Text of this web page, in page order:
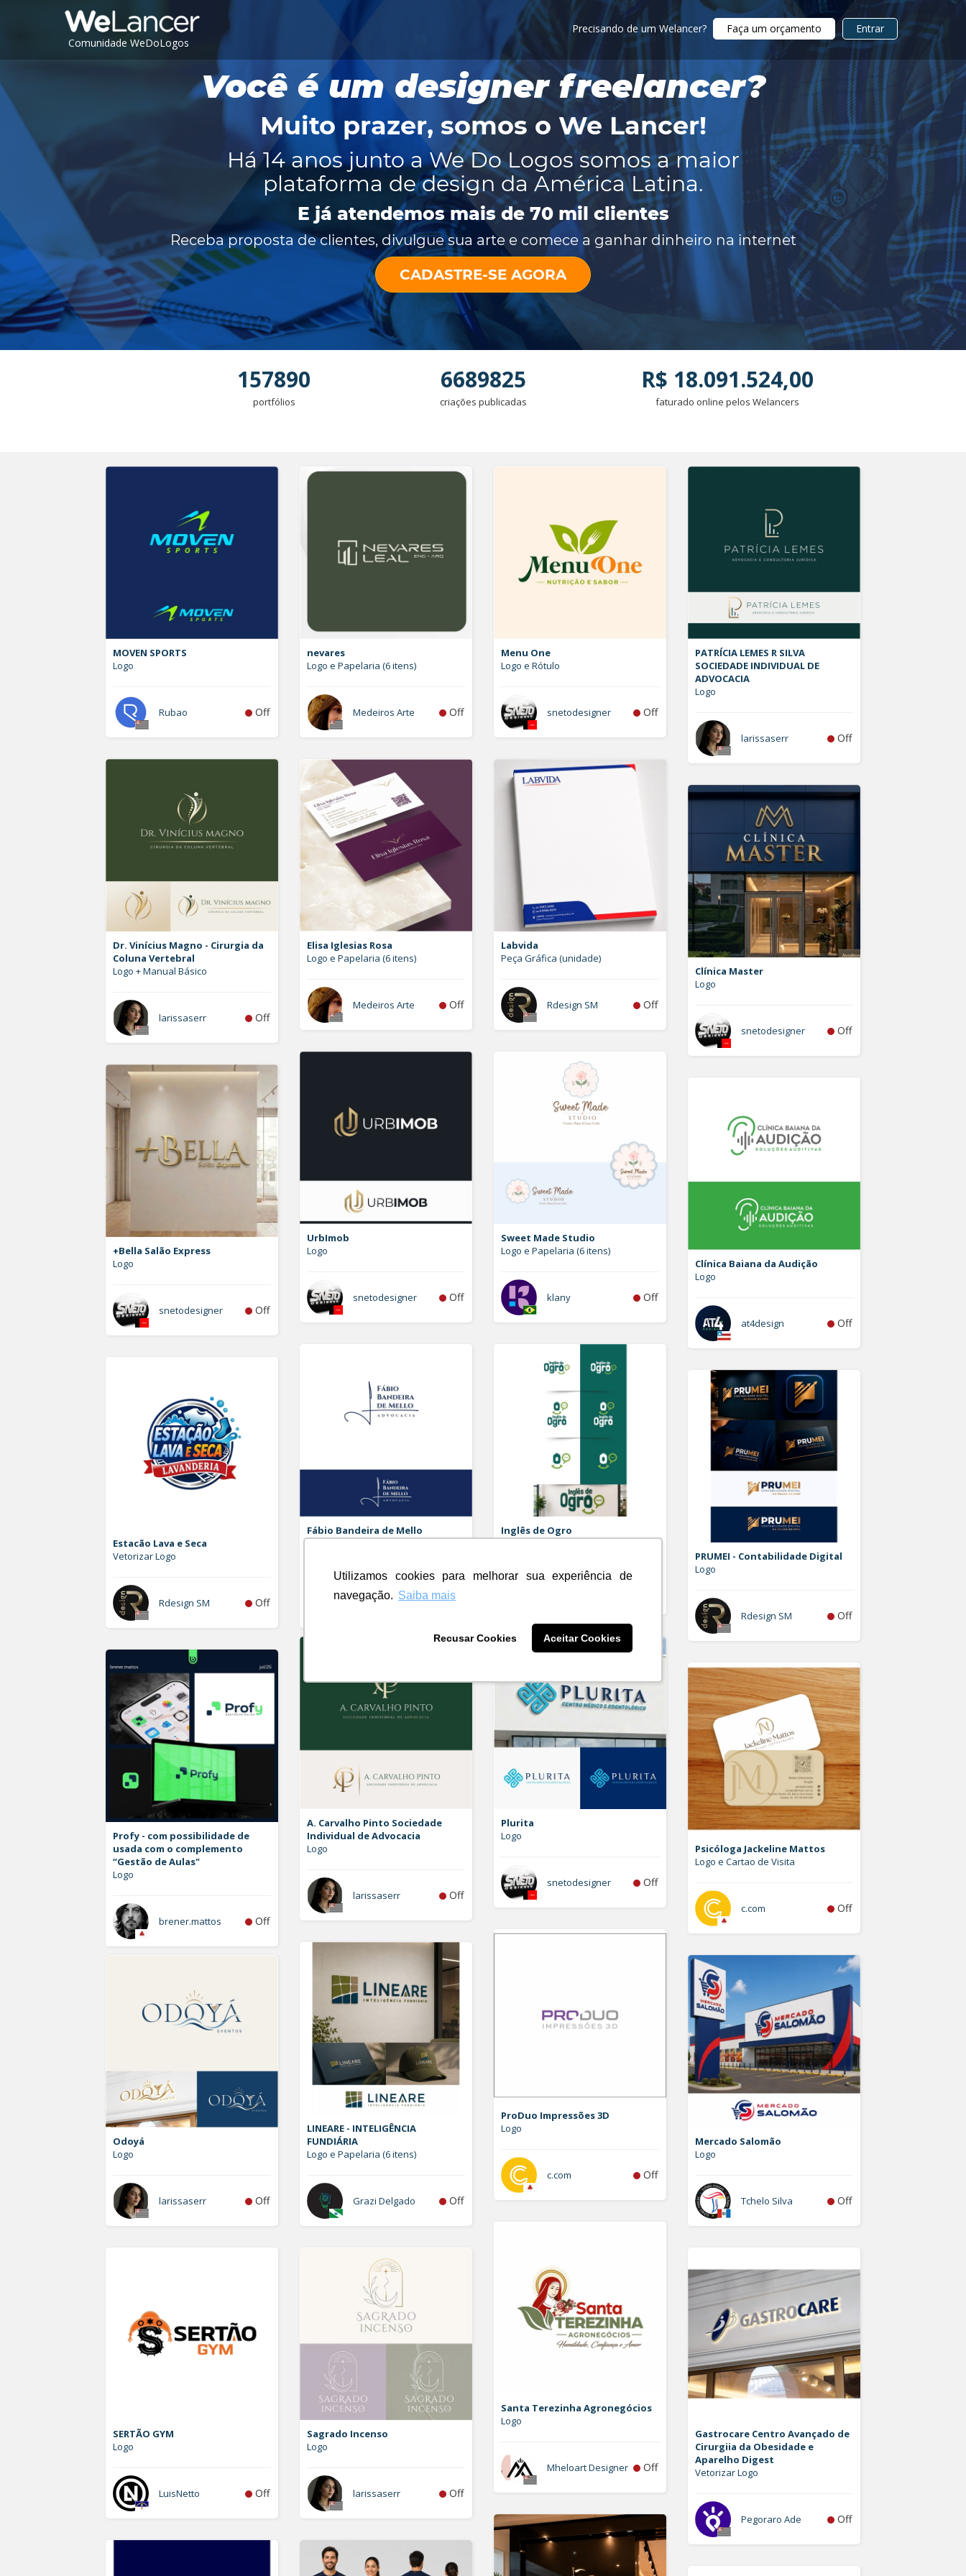
Utilizamos cookies para melhorar sua experiência de
navegação. Saiba mais
Recusar Cookies Aceitar Cookies
Comunidade WeDoLogos
Precisando de um Welancer? Faça um orçamento Entrar
Você é um designer freelancer?
Muito prazer, somos o We Lancer!
Há 14 anos junto a We Do Logos somos a maior
plataforma de design da América Latina.
E já atendemos mais de 70 mil clientes
Receba proposta de clientes, divulgue sua arte e comece a ganhar dinheiro na internet
CADASTRE-SE AGORA
157890
portfólios
6689825
criações publicadas
R$ 18.091.524,00
faturado online pelos Welancers
MOVEN SPORTS
Logo
Rubao Off
nevares
Logo e Papelaria (6 itens)
Medeiros Arte Off
Menu One
Logo e Rótulo
snetodesigner Off
PATRÍCIA LEMES R SILVA
SOCIEDADE INDIVIDUAL DE
ADVOCACIA
Logo
larissaserr Off
Dr. Vinícius Magno - Cirurgia da
Coluna Vertebral
Logo + Manual Básico
larissaserr Off
Elisa Iglesias Rosa
Logo e Papelaria (6 itens)
Medeiros Arte Off
Labvida
Peça Gráfica (unidade)
Rdesign SM Off
Clínica Master
Logo
snetodesigner Off
UrbImob
Logo
snetodesigner Off
Sweet Made Studio
Logo e Papelaria (6 itens)
klany Off
+Bella Salão Express
Logo
snetodesigner Off
Clínica Baiana da Audição
Logo
at4design Off
Fábio Bandeira de Mello
Advocacia
Rubao Off
Inglês de Ogro
Logo
Estacão Lava e Seca
Vetorizar Logo
Rdesign SM Off
PRUMEI - Contabilidade Digital
Logo
Rdesign SM Off
A. Carvalho Pinto Sociedade
Individual de Advocacia
Logo
larissaserr Off
Plurita
Logo
snetodesigner Off
Profy - com possibilidade de
usada com o complemento
“Gestão de Aulas"
Logo
brener.mattos Off
Psicóloga Jackeline Mattos
Logo e Cartao de Visita
c.com Off
ProDuo Impressões 3D
Logo
c.com Off
LINEARE - INTELIGÊNCIA
FUNDIÁRIA
Logo e Papelaria (6 itens)
Grazi Delgado Off
Odoyá
Logo
larissaserr Off
Mercado Salomão
Logo
Tchelo Silva Off
Santa Terezinha Agronegócios
Logo
Mheloart Designer Off
SERTÃO GYM
Logo
LuisNetto Off
Sagrado Incenso
Logo
larissaserr Off
Gastrocare Centro Avançado de
Cirurgiia da Obesidade e
Aparelho Digest
Vetorizar Logo
Pegoraro Ade Off